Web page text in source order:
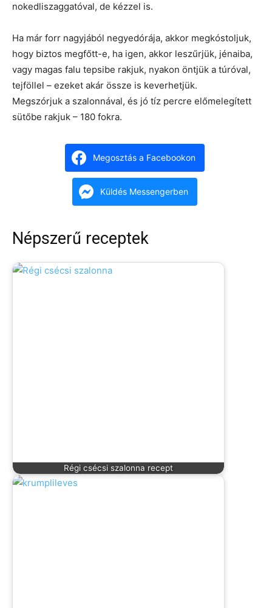
nokedliszaggatóval, de kézzel is.
Ha már forr nagyjából negyedórája, akkor megkóstoljuk,
hogy biztos megfőtt-e, ha igen, akkor leszűrjük, jénaiba,
vagy magas falu tepsibe rakjuk, nyakon öntjük a túróval,
tejföllel – ezeket akár össze is keverhetjük.
Megszórjuk a szalonnával, és jó tíz percre előmelegített
sütőbe rakjuk – 180 fokra.
Megosztás a Facebookon
Küldés Messengerben
Népszerű receptek
Régi csécsi szalonna recept